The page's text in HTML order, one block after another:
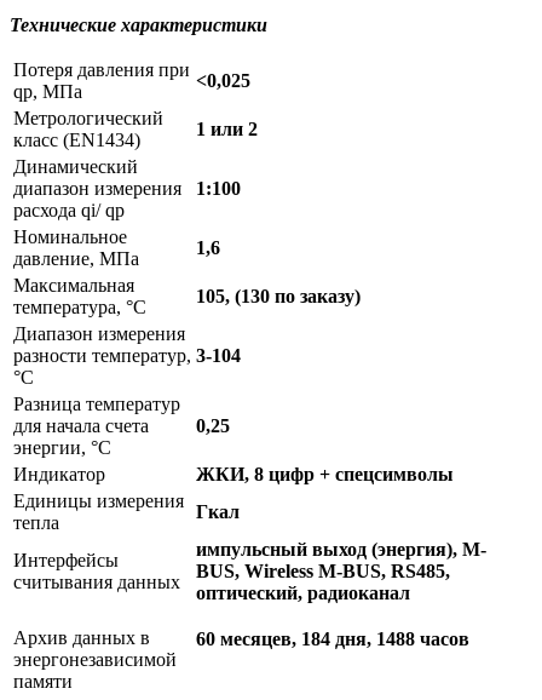
Технические характеристики
Потеря давления при
qp, МПа
<0,025
Метрологический
класс (EN1434)
1 или 2
Динамический
диапазон измерения
расхода qi/ qp
1:100
Номинальное
давление, МПа
1,6
Максимальная
температура, °C
105, (130 по заказу)
Диапазон измерения
разности температур,
°C
3-104
Разница температур
для начала счета
энергии, °C
0,25
Индикатор
ЖКИ, 8 цифр + спецсимволы
Единицы измерения
тепла
Гкал
Интерфейсы
считывания данных
импульсный выход (энергия), M-
BUS, Wireless M-BUS, RS485,
оптический, радиоканал
Архив данных в
энергонезависимой
памяти
60 месяцев, 184 дня, 1488 часов